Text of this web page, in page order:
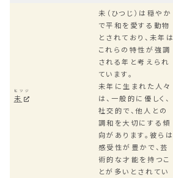
未
ヒツジ
未（ひつじ）は穏やか
で平和を愛する動物
とされており、未年は
これらの特性が強調
される年と考えられ
ています。
未年に生まれた人々
は、一般的に優しく、
社交的で、他人との
調和を大切にする傾
向があります。彼らは
感受性が豊かで、芸
術的な才能を持つこ
とが多いとされてい